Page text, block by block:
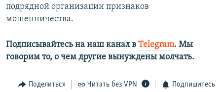
подрядной организации признаков
мошенничества.
Подписывайтесь на наш канал в Telegram. Мы
говорим то, о чем другие вынуждены молчать.​
Поделиться Читать без VPN Подпишитесь